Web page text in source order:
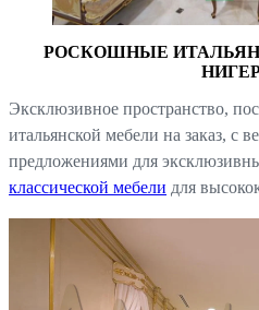
РОСКОШНЫЕ
Эксклюзивное пространство,
итальянской мебели на заказ, с
предложениями для
классической мебели для